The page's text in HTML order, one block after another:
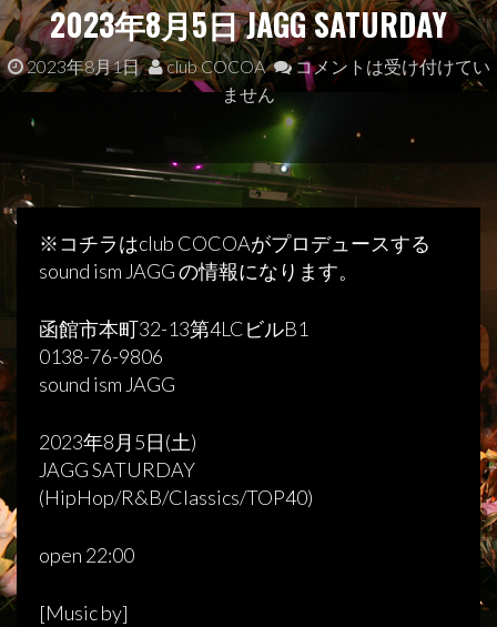
2023年8月5日 JAGG SATURDAY
2023年8月1日 club COCOA
コメントは受け付けてい
ません
※コチラはclub COCOAがプロデュースする
sound ism JAGG の情報になります。
函館市本町32-13第4LCビルB1
0138-76-9806
sound ism JAGG
2023年8月5日(土)
JAGG SATURDAY
(HipHop/R&B/Classics/TOP40)
open 22:00
[Music by]